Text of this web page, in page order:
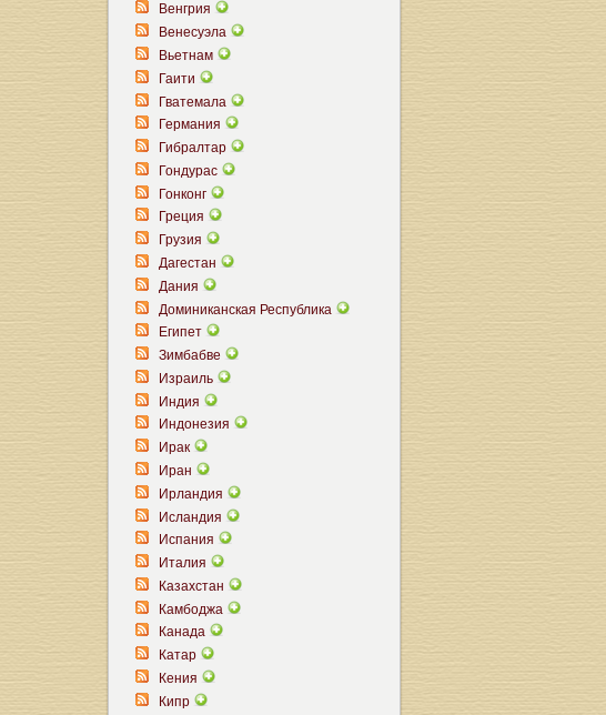
Венгрия
Венесуэла
Вьетнам
Гаити
Гватемала
Германия
Гибралтар
Гондурас
Гонконг
Греция
Грузия
Дагестан
Дания
Доминиканская Республика
Египет
Зимбабве
Израиль
Индия
Индонезия
Ирак
Иран
Ирландия
Исландия
Испания
Италия
Казахстан
Камбоджа
Канада
Катар
Кения
Кипр